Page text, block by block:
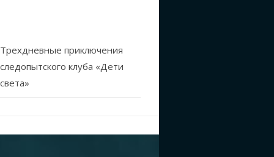
Трехдневные приключения
следопытского клуба «Дети
света»